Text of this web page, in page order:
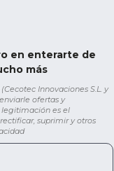
en enterarte de
más
Innovaciones S.L. y
ofertas y
legitimación es el
suprimir y otros